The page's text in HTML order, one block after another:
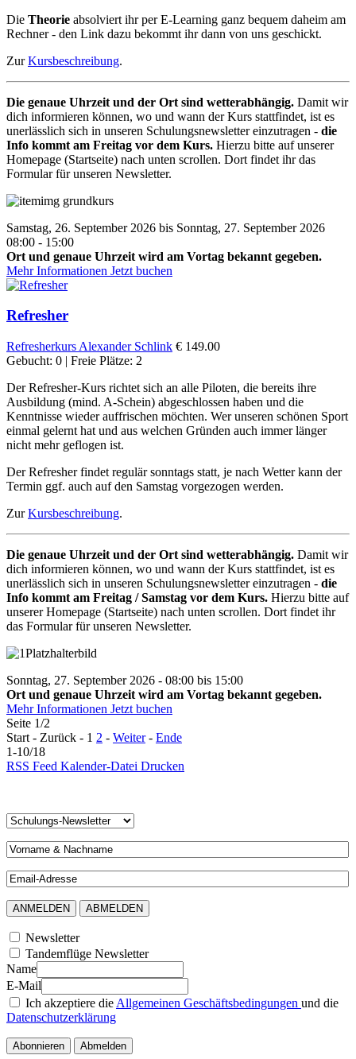
Die Theorie absolviert ihr per E-Learning ganz bequem daheim am
Rechner - den Link dazu bekommt ihr dann von uns geschickt.
ZurKursbeschreibung.
Die genaue Uhrzeit und der Ort sind wetterabhängig. Damit wir
dich informieren können, wo und wann der Kurs stattfindet, ist es
unerlässlich sich in unseren Schulungsnewsletter einzutragen - die
Info kommt am Freitag vor dem Kurs. Hierzu bitte auf unserer
Homepage (Startseite) nach unten scrollen. Dort findet ihr das
Formular für unseren Newsletter.
Samstag, 26. September 2026 bis Sonntag, 27. September 2026
08:00 - 15:00
Ort und genaue Uhrzeit wird am Vortag bekannt gegeben.
Mehr Informationen Jetzt buchen
Refresher
Refresherkurs Alexander Schlink € 149.00
Gebucht: 0 | Freie Plätze: 2
Der Refresher-Kurs richtet sich an alle Piloten, die bereits ihre
Ausbildung (mind. A-Schein) abgeschlossen haben und die
Kenntnisse wieder auffrischen möchten. Wer unseren schönen Sport
einmal gelernt hat und aus welchen Gründen auch immer länger
nicht mehr geflogen ist.
Der Refresher findet regulär sonntags statt, je nach Wetter kann der
Termin ggf. auch auf den Samstag vorgezogen werden.
ZurKursbeschreibung.
Die genaue Uhrzeit und der Ort sind wetterabhängig. Damit wir
dich informieren können, wo und wann der Kurs stattfindet, ist es
unerlässlich sich in unseren Schulungsnewsletter einzutragen - die
Info kommt am Freitag / Samstag vor dem Kurs. Hierzu bitte auf
unserer Homepage (Startseite) nach unten scrollen. Dort findet ihr
das Formular für unseren Newsletter.
Sonntag, 27. September 2026 - 08:00 bis 15:00
Ort und genaue Uhrzeit wird am Vortag bekannt gegeben.
Mehr Informationen Jetzt buchen
Seite 1/2
Start - Zurück - 1 2 - Weiter- Ende
1-10/18
RSS Feed Kalender-Datei Drucken
Newsletter
Tandemflüge Newsletter
Name
E-Mail
Ich akzeptiere die Allgemeinen Geschäftsbedingungen und die
Datenschutzerklärung